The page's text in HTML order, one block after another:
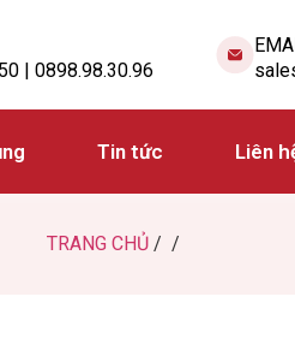
| 0898.98.30.96
Tin tức Liên
TRANG CHỦ/ /